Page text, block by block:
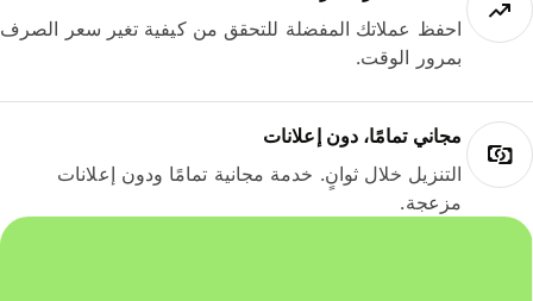
احفظ عملاتك المفضلة للتحقق من كيفية تغير سعر الصرف
بمرور الوقت.
مجاني تمامًا، دون إعلانات
التنزيل خلال ثوانٍ. خدمة مجانية تمامًا ودون إعلانات
مزعجة.